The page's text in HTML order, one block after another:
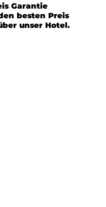
Garantie
besten Preis
unser Hotel.